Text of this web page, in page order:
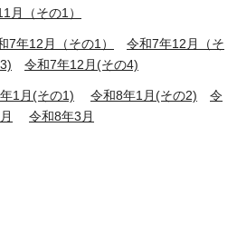
月（その1）
7年12月（その1）
令和7年12月（そ
令和7年12月(その4)
1月(その1) 令和8年1月(その2)
令
令和8年3月